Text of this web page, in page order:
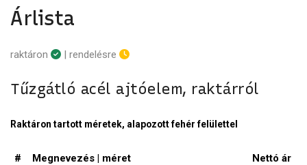
Árlista
raktáron | rendelésre
Tűzgátló acél ajtóelem, raktárról
Raktáron tartott méretek, alapozott fehér felülettel
# Megnevezés | méret Nettó ár